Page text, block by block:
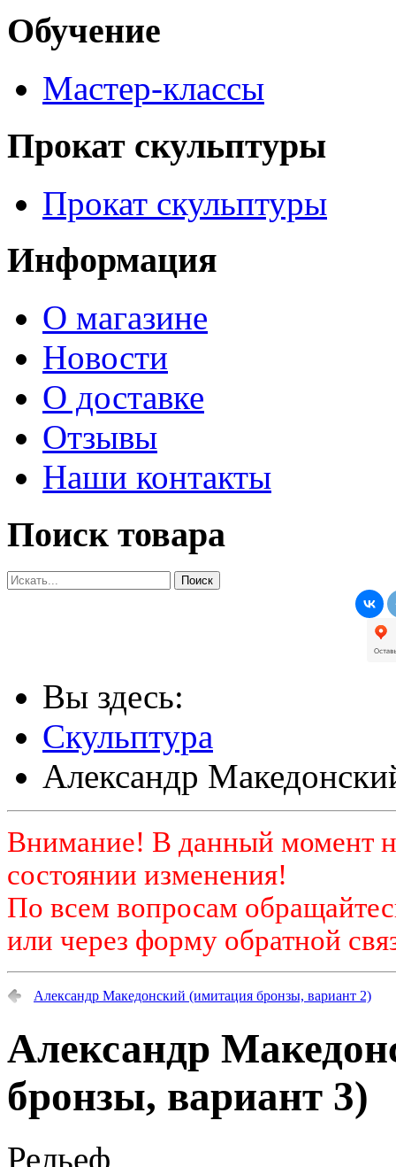
Обучение
Мастер-классы
Прокат скульптуры
Прокат скульптуры
Информация
О магазине
Новости
О доставке
Отзывы
Наши контакты
Поиск товара
Вы здесь:
Скульптура
Александр
Внимание! В данный момент
состоянии изменения!
По всем вопросам
или через форму обратной
Александр Македонский (имитация бронзы, вариант 2)
Александр
бронзы, вариант 3)
Рельеф